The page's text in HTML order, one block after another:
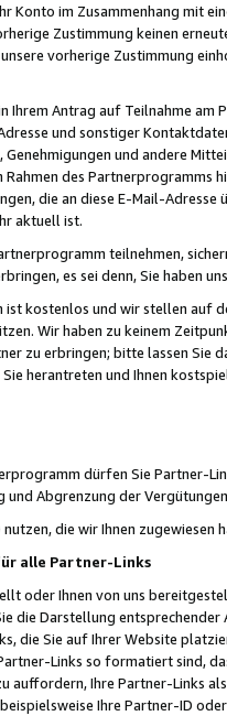
Konto im Zusammenhang mit
Zustimmung keinen
vorherige Zustimmung
Ihrem Antrag auf Teilnahme
und sonstiger
und andere
des Partnerprogramms
die an diese E-Mail-
aktuell ist.
teilnehmen,
es sei denn, Sie haben
kostenlos und wir stellen auf
Wir haben zu keinem
zu erbringen; bitte lassen Sie
herantreten und Ihnen
dürfen Sie Partner-
Abgrenzung der
die wir Ihnen zugewiesen
alle Partner-Links
oder Ihnen von uns
die Darstellung
die Sie auf Ihrer Website
Links so formatiert sind,
auffordern, Ihre Partner-Links
Ihre Partner-ID